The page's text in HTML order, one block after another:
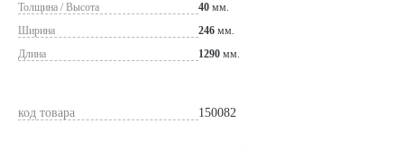
Толщина / Высота
40 мм.
Ширина
246 мм.
Длина
1290 мм.
код товара 150082